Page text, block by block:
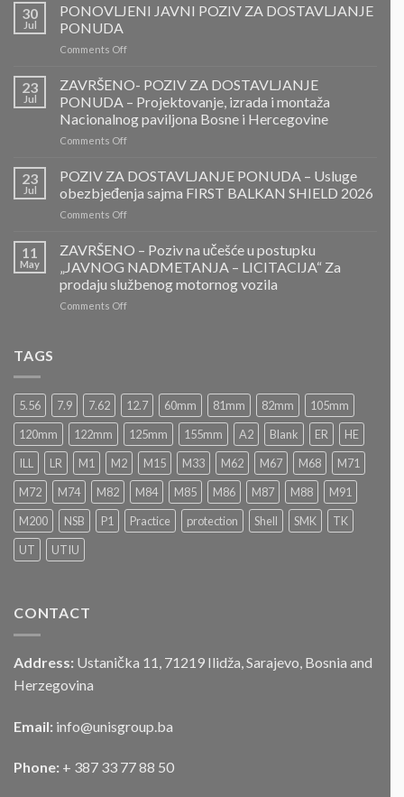
30
Jul
PONOVLJENI JAVNI POZIV ZA DOSTAVLJANJE
PONUDA
Comments Offon
JAVNI
POZIV
ZA
DOSTAVLJANJE
PONUDA
23
Jul
ZAVRŠENO- POZIV ZA DOSTAVLJANJE
PONUDA – Projektovanje, izrada i montaža
Nacionalnog paviljona Bosne i Hercegovine
Comments Offon
POZIV
ZA
DOSTAVLJANJE
PONUDA
Projektovanje,
izrada
montaža
Nacionalnog
23
Jul
POZIV ZA DOSTAVLJANJE PONUDA – Usluge
obezbjeđenja sajma FIRST BALKAN SHIELD 2026
Comments Offon
ZA
DOSTAVLJANJE
PONUDA
–
Usluge
2026
11
May
ZAVRŠENO – Poziv na učešće u postupku
„JAVNOG NADMETANJA – LICITACIJA“ Za
prodaju službenog motornog vozila
Comments Offon
u
postupku
„JAVNOG
NADMETANJA
–
LICITACIJA“
Za
prodaju
službenog
motornog
TAGS
5.56 7.9 7.62 12.7 60mm 81mm 82mm
105mm
120mm
122mm 125mm 155mm A2 Blank ER
HE
ILL
LR M1 M2 M15 M33 M62 M67 M68
M71
M72
M74 M82 M84 M85 M86 M87 M88
M91
M200
NSB P1 Practice protection Shell SMK
TK
UT
UTIU
CONTACT
Address: Ustanička 11, 71219 Ilidža, Sarajevo, Bosnia and
Herzegovina
Email: info@unisgroup.ba
Phone: + 387 33 77 88 50